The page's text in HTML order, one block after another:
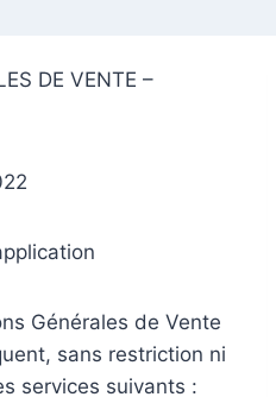
DE VENTE –
Générales de Vente
sans restriction ni
services suivants :